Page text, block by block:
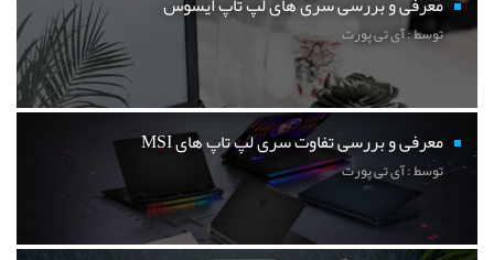
توسط : آی تی پورت
معرفی و بررسی تفاوت سری لپ تاپ های MSI
توسط : آی تی پورت